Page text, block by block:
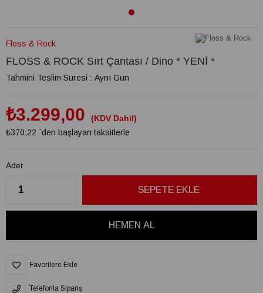
Floss & Rock
FLOSS & ROCK Sırt Çantası / Dino * YENİ *
Tahmini Teslim Süresi : Aynı Gün
₺3.299,00
(KDV Dahil)
₺370,22 `den başlayan taksitlerle
Adet
Favorilere Ekle
Telefonla Sipariş